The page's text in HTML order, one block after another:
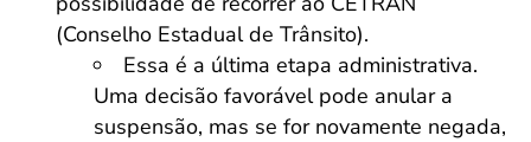
(Conselho Estadual de Trânsito).
Essa é a última etapa administrativa.
Uma decisão favorável pode anular a
suspensão, mas se for novamente negada,